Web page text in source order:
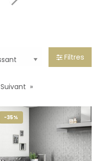
Filtres
Suivant
-35%